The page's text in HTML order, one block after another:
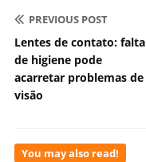
PREVIOUS POST
Lentes de contato: falta
de higiene pode
acarretar problemas de
visão
You may also read!